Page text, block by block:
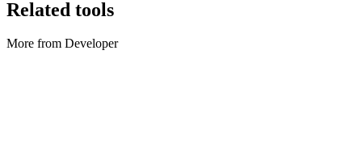
Related tools
More from Developer